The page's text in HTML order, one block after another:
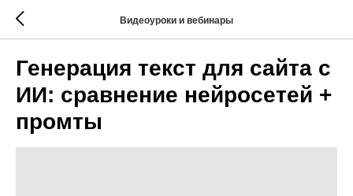
Видеоуроки и вебинары
Генерация текст для сайта с
ИИ: сравнение нейросетей +
промты